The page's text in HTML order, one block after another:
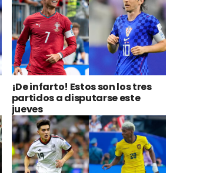
¡De infarto! Estos son los tres
partidos a disputarse este
jueves